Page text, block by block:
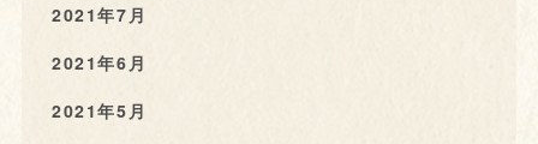
2021年7月
2021年6月
2021年5月